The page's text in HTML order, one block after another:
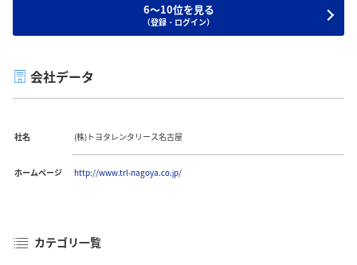
6～10位を見る
（登録・ログイン）
会社データ
社名 (株)トヨタレンタリース名古屋
ホームページ http://www.trl-nagoya.co.jp/
カテゴリ一覧